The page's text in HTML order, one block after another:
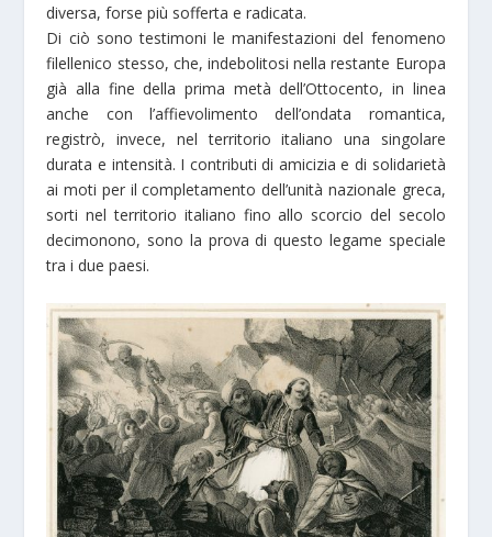
diversa, forse più sofferta e radicata.
Di ciò sono testimoni le manifestazioni del fenomeno
filellenico stesso, che, indebolitosi nella restante Europa
già alla fine della prima metà dell’Ottocento, in linea
anche con l’affievolimento dell’ondata romantica,
registrò, invece, nel territorio italiano una singolare
durata e intensità. I contributi di amicizia e di solidarietà
ai moti per il completamento dell’unità nazionale greca,
sorti nel territorio italiano fino allo scorcio del secolo
decimonono, sono la prova di questo legame speciale
tra i due paesi.